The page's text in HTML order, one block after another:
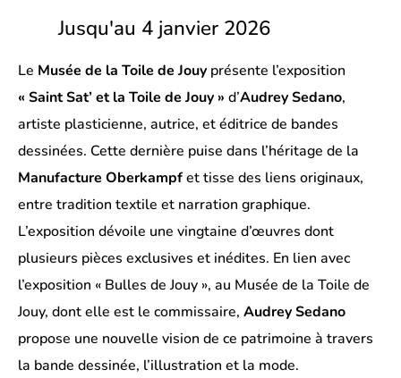
Jusqu'au 4 janvier 2026
Le Musée de la Toile de Jouy présente l’exposition
« Saint Sat’ et la Toile de Jouy » d’Audrey Sedano,
artiste plasticienne, autrice, et éditrice de bandes
dessinées. Cette dernière puise dans l’héritage de la
Manufacture Oberkampfet tisse des liens originaux,
entre tradition textile et narration graphique.
L’exposition dévoile une vingtaine d’œuvres dont
plusieurs pièces exclusives et inédites. En lien avec
l’exposition « Bulles de Jouy », au Musée de la Toile de
Jouy, dont elle est le commissaire, Audrey Sedano
propose une nouvelle vision de ce patrimoine à travers
la bande dessinée, l’illustration et la mode.